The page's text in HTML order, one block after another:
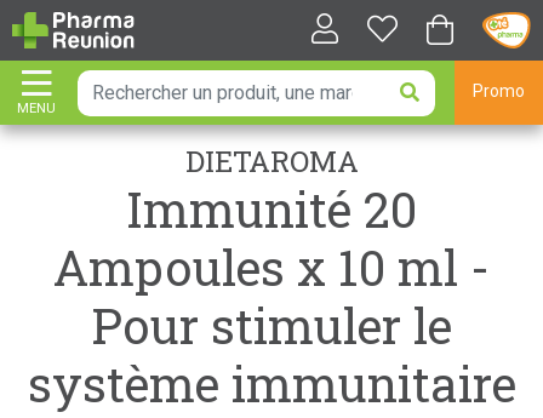
MENU
AFFICHER LA NAVIGATION
Promo
DIETAROMA
Immunité 20
Ampoules x 10 ml -
Pour stimuler le
système immunitaire